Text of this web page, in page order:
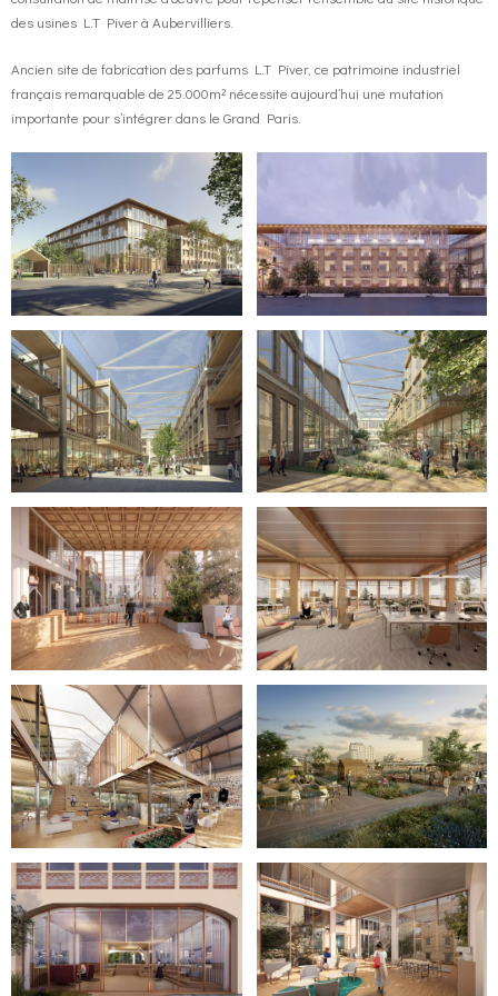
des usines L.T Piver à Aubervilliers.
Ancien site de fabrication des parfums L.T Piver, ce patrimoine industriel
français remarquable de 25.000m² nécessite aujourd’hui une mutation
importante pour s’intégrer dans le Grand Paris.